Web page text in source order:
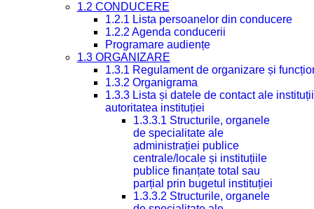
1.2 CONDUCERE
1.2.1 Lista persoanelor din conducere
1.2.2 Agenda conducerii
Programare audiențe
1.3 ORGANIZARE
1.3.1 Regulament de organizare și
1.3.2 Organigrama
1.3.3 Lista și datele de contact ale
autoritatea instituției
1.3.3.1 Structurile, organele
de specialitate ale
administrației publice
centrale/locale și instituțiile
publice finanțate total sau
parțial prin bugetul instituției
1.3.3.2 Structurile, organele